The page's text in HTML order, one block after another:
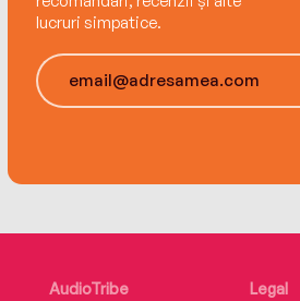
lucruri simpatice.
AudioTribe
Legal